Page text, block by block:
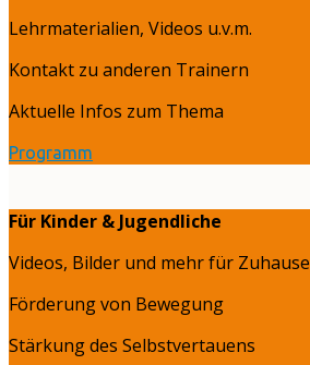
Lehrmaterialien, Videos u.v.m.
Kontakt zu anderen Trainern
Aktuelle Infos zum Thema
Programm
Für Kinder & Jugendliche
Videos, Bilder und mehr für Zuhause
Förderung von Bewegung
Stärkung des Selbstvertauens